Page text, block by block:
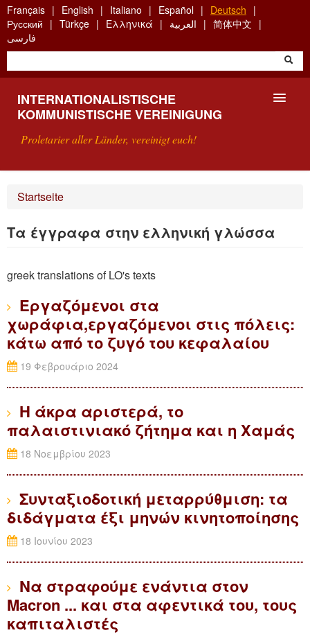
Skip
to
main
content
Français English Italiano Español
Deutsch
Русский
Türkçe Ελληνικά العربية
简体中文
فارسی
INTERNATIONALISTISCHE
KOMMUNISTISCHE VEREINIGUNG
Proletarier aller Länder, vereinigt euch!
SUCHE
KONTAKT
Startseite
Τα έγγραφα στην ελληνική γλώσσα
greek translations of LO's texts
Εργαζόμενοι στα
χωράφια,εργαζόμενοι στις πόλεις:
κάτω από το ζυγό του κεφαλαίου
19 Φεβρουάριο 2024
Η άκρα αριστερά, το
παλαιστινιακό ζήτημα και η Χαμάς
18 Νοεμβρίου 2023
Συνταξιοδοτική μεταρρύθμιση: τα
διδάγματα έξι μηνών κινητοποίησης
18 Ιουνίου 2023
Να στραφούμε ενάντια στον
Macron ... και στα αφεντικά του, τους
καπιταλιστές